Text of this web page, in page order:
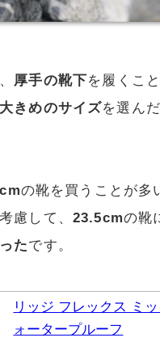
厚手の靴下を履くこ
きめのサイズを選ん
の靴を買うことが多
慮して、 23.5cmの靴
たです。
リッジ フレックス ミ
ォータープルーフ